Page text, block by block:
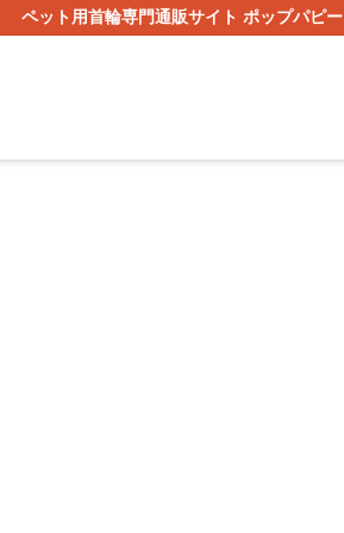
ペット用首輪専門通販サイト ポップパピー